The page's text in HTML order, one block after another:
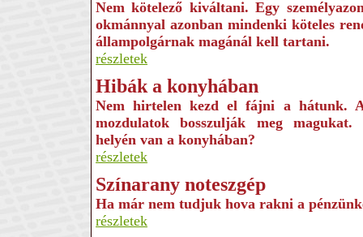
Nem kötelező kiváltani. Egy
okmánnyal azonban mindenki köteles
állampolgárnak magánál kell tartani.
részletek
Hibák a konyhában
Nem hirtelen kezd el fájni a hátunk.
mozdulatok bosszulják meg
helyén van a konyhában?
részletek
Színarany noteszgép
Ha már nem tudjuk hova rakni a
részletek